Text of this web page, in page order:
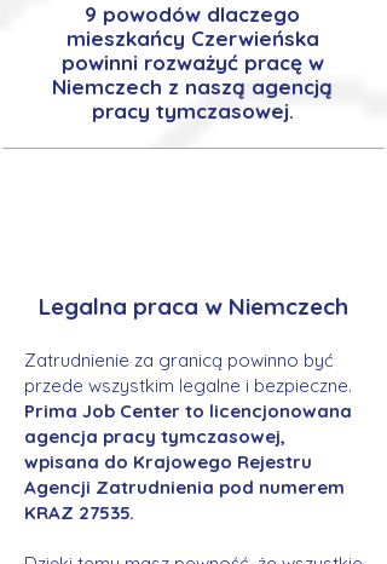
9 powodów dlaczego
mieszkańcy Czerwieńska
powinni rozważyć pracę w
Niemczech z naszą agencją
pracy tymczasowej.
Legalna praca w Niemczech
Zatrudnienie za granicą powinno być
przede wszystkim legalne i bezpieczne.
Prima Job Center to licencjonowana
agencja pracy tymczasowej,
wpisana do Krajowego Rejestru
Agencji Zatrudnienia pod numerem
KRAZ 27535.